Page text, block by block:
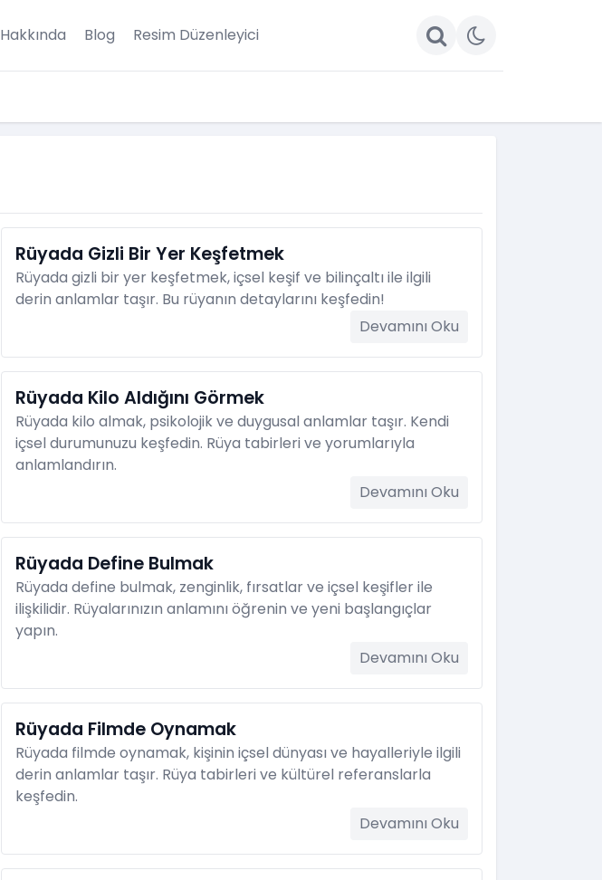
Hakkında Blog Resim Düzenleyici
Rüyada Gizli Bir Yer Keşfetmek
Rüyada gizli bir yer keşfetmek, içsel keşif ve bilinçaltı ile ilgili
derin anlamlar taşır. Bu rüyanın detaylarını keşfedin!
Devamını Oku
Rüyada Kilo Aldığını Görmek
Rüyada kilo almak, psikolojik ve duygusal anlamlar taşır. Kendi
içsel durumunuzu keşfedin. Rüya tabirleri ve yorumlarıyla
anlamlandırın.
Devamını Oku
Rüyada Define Bulmak
Rüyada define bulmak, zenginlik, fırsatlar ve içsel keşifler ile
ilişkilidir. Rüyalarınızın anlamını öğrenin ve yeni başlangıçlar
yapın.
Devamını Oku
Rüyada Filmde Oynamak
Rüyada filmde oynamak, kişinin içsel dünyası ve hayalleriyle ilgili
derin anlamlar taşır. Rüya tabirleri ve kültürel referanslarla
keşfedin.
Devamını Oku